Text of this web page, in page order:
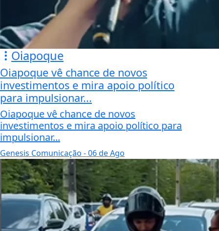
Oiapoque
Oiapoque vê chance de novos
investimentos e mira apoio político
para impulsionar...
Oiapoque vê chance de novos
investimentos e mira apoio político para
impulsionar...
Genesis Comunicação - 06 de Ago